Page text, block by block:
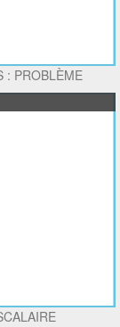
: PROBLÈME